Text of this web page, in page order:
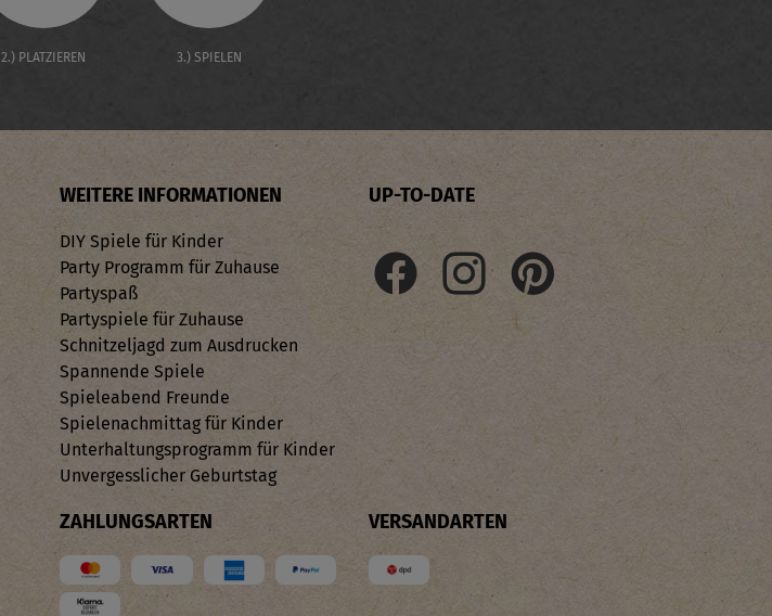
2.) PLATZIEREN 3.) SPIELEN
WEITERE INFORMATIONEN
DIY Spiele für Kinder
Party Programm für Zuhause
Partyspaß
Partyspiele für Zuhause
Schnitzeljagd zum Ausdrucken
Spannende Spiele
Spieleabend Freunde
Spielenachmittag für Kinder
Unterhaltungsprogramm für Kinder
Unvergesslicher Geburtstag
UP-TO-DATE
ZAHLUNGSARTEN VERSANDARTEN